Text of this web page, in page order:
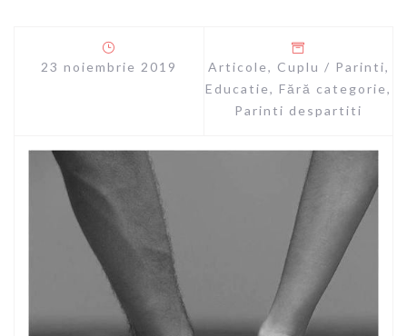
23 noiembrie 2019 Articole, Cuplu / Parinti,
Educatie, Fără categorie,
Parinti despartiti